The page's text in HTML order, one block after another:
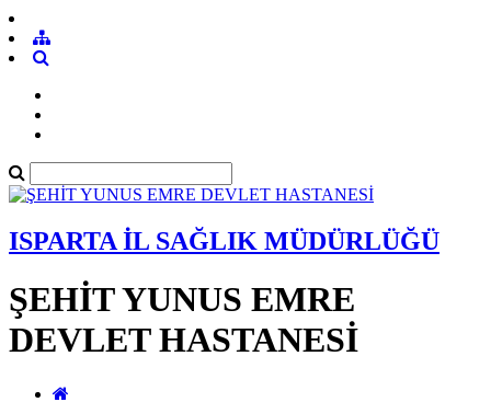
ISPARTA İL SAĞLIK MÜDÜRLÜĞÜ
ŞEHİT YUNUS EMRE
DEVLET HASTANESİ